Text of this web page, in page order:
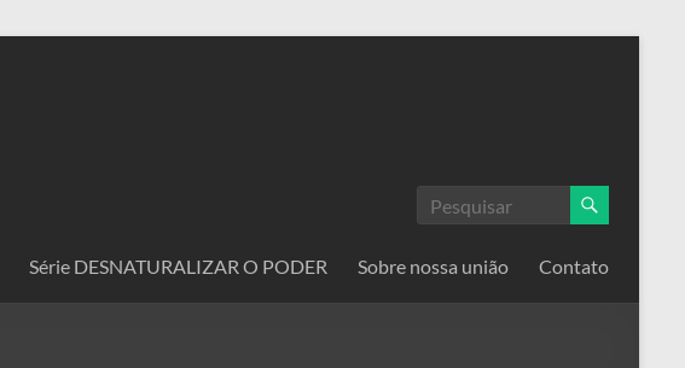
Série DESNATURALIZAR O PODER Sobre nossa união Contato